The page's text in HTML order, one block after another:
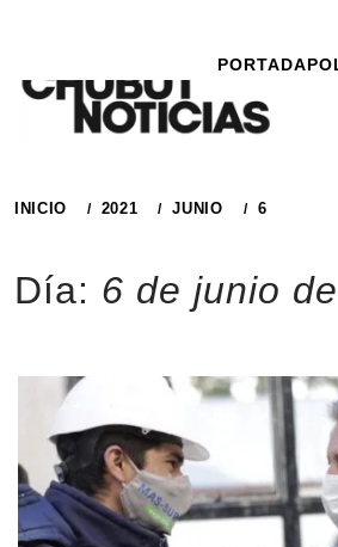
contenido
PORTADA
INICIO 2021 JUNIO 6
Día: 6 de junio